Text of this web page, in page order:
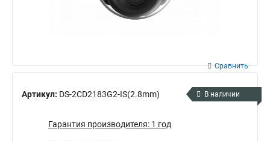
Артикул: DS-2CD2183G2-IS(2.8mm)
Сравнить
В наличии
Гарантия производителя: 1 год